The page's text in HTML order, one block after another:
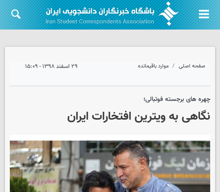
صفحه اصلی موارد باقیمانده ۲۹ اسفند ۱۳۹۸ - ۱۵:۰۹
چهره های برجسته فوتبالی؛
نگاهی به ویترین افتخارات ایران